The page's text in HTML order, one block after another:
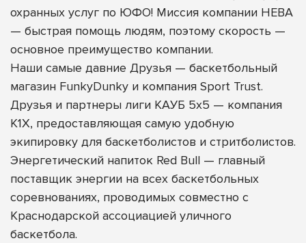
охранных услуг по ЮФО! Миссия компании НЕВА
— быстрая помощь людям, поэтому скорость —
основное преимущество компании.
Наши самые давние Друзья — баскетбольный
магазин FunkyDunky и компания Sport Trust.
Друзья и партнеры лиги КАУБ 5х5 — компания
K1X, предоставляющая самую удобную
экипировку для баскетболистов и стритболистов.
Энергетический напиток Red Bull — главный
поставщик энергии на всех баскетбольных
соревнованиях, проводимых совместно с
Краснодарской ассоциацией уличного
баскетбола.